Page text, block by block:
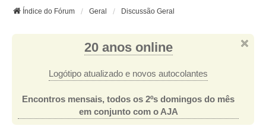
Índice do Fórum Geral Discussão Geral
20 anos online
Logótipo atualizado e novos autocolantes
Encontros mensais, todos os 2ºs domingos do mês
em conjunto com o AJA